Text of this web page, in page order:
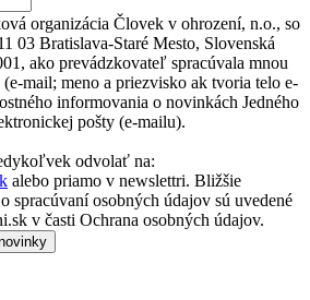
organizácia Človek v ohrození, n.o., so
03 Bratislava-Staré Mesto, Slovenská
ako prevádzkovateľ spracúvala mnou
mail; meno a priezvisko ak tvoria telo e-
informovania o novinkách Jedného
pošty (e-mailu).
odvolať na:
alebo priamo v newslettri. Bližšie
spracúvaní osobných údajov sú uvedené
v časti Ochrana osobných údajov.